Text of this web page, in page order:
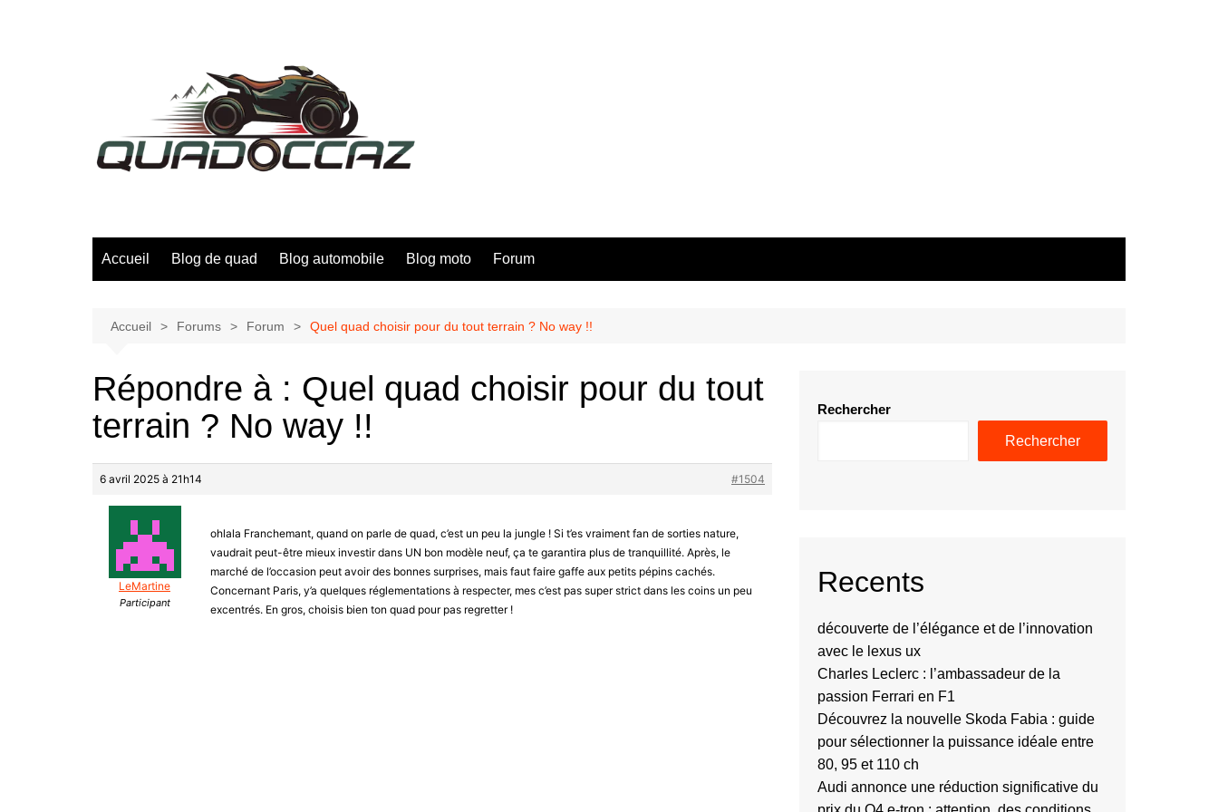
Accueil Blog de quad Blog automobile Blog moto Forum
Accueil Forums Forum Quel quad choisir pour du tout terrain ? No way !!
Répondre à : Quel quad choisir pour du tout
terrain ? No way !!
6 avril 2025 à 21h14 #1504
LeMartine
Participant
ohlala Franchemant, quand on parle de quad, c’est un peu la jungle ! Si t’es vraiment fan de sorties nature,
vaudrait peut-être mieux investir dans UN bon modèle neuf, ça te garantira plus de tranquillité. Après, le
marché de l’occasion peut avoir des bonnes surprises, mais faut faire gaffe aux petits pépins cachés.
Concernant Paris, y’a quelques réglementations à respecter, mes c’est pas super strict dans les coins un peu
excentrés. En gros, choisis bien ton quad pour pas regretter !
Rechercher
Rechercher
Recents
découverte de l’élégance et de l’innovation
avec le lexus ux
Charles Leclerc : l’ambassadeur de la
passion Ferrari en F1
Découvrez la nouvelle Skoda Fabia : guide
pour sélectionner la puissance idéale entre
80, 95 et 110 ch
Audi annonce une réduction significative du